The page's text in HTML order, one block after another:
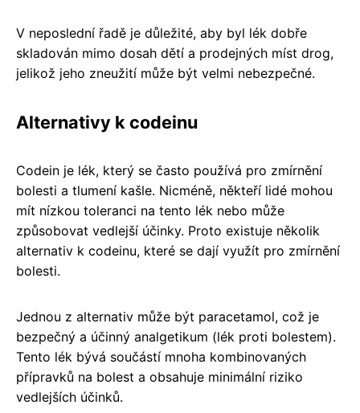
V neposlední řadě je důležité, aby byl lék dobře
skladován mimo dosah dětí a prodejných míst drog,
jelikož jeho zneužití může být velmi nebezpečné.
Alternativy k codeinu
Codein je lék, který se často používá pro zmírnění
bolesti a tlumení kašle. Nicméně, někteří lidé mohou
mít nízkou toleranci na tento lék nebo může
způsobovat vedlejší účinky. Proto existuje několik
alternativ k codeinu, které se dají využít pro zmírnění
bolesti.
Jednou z alternativ může být paracetamol, což je
bezpečný a účinný analgetikum (lék proti bolestem).
Tento lék bývá součástí mnoha kombinovaných
přípravků na bolest a obsahuje minimální riziko
vedlejších účinků.